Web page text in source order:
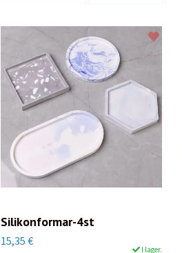
Silikonformar-4st
15,35 €
I lager.